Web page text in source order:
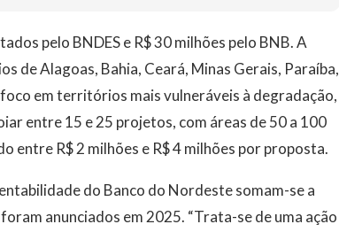
pelo BNDES e R$ 30 milhões pelo BNB. A
de Alagoas, Bahia, Ceará, Minas Gerais, Paraíba,
em territórios mais vulneráveis à degradação,
entre 15 e 25 projetos, com áreas de 50 a 100
entre R$ 2 milhões e R$ 4 milhões por proposta.
do Banco do Nordeste somam-se a
anunciados em 2025. “Trata-se de uma ação